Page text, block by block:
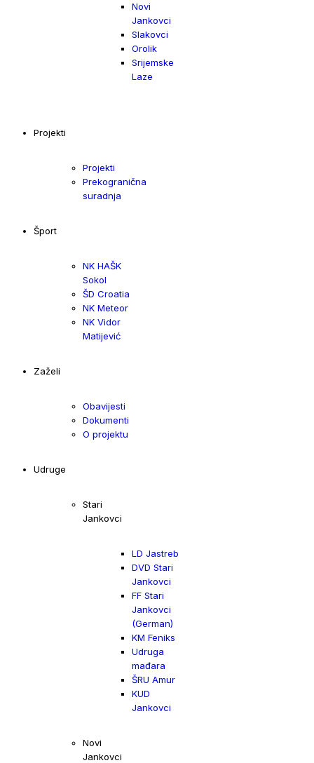
Novi
Jankovci
Slakovci
Orolik
Srijemske
Laze
Projekti
Projekti
Prekogranična
suradnja
Šport
NK HAŠK
Sokol
ŠD Croatia
NK Meteor
NK Vidor
Matijević
Zaželi
Obavijesti
Dokumenti
O projektu
Udruge
Stari
Jankovci
LD Jastreb
DVD Stari
Jankovci
FF Stari
Jankovci
(German)
KM Feniks
Udruga
mađara
ŠRU Amur
KUD
Jankovci
Novi
Jankovci